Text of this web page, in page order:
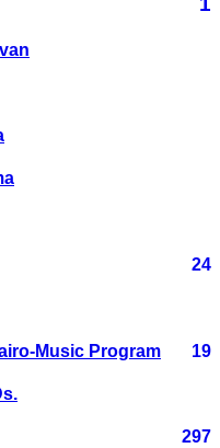
24
Music Program 19
297